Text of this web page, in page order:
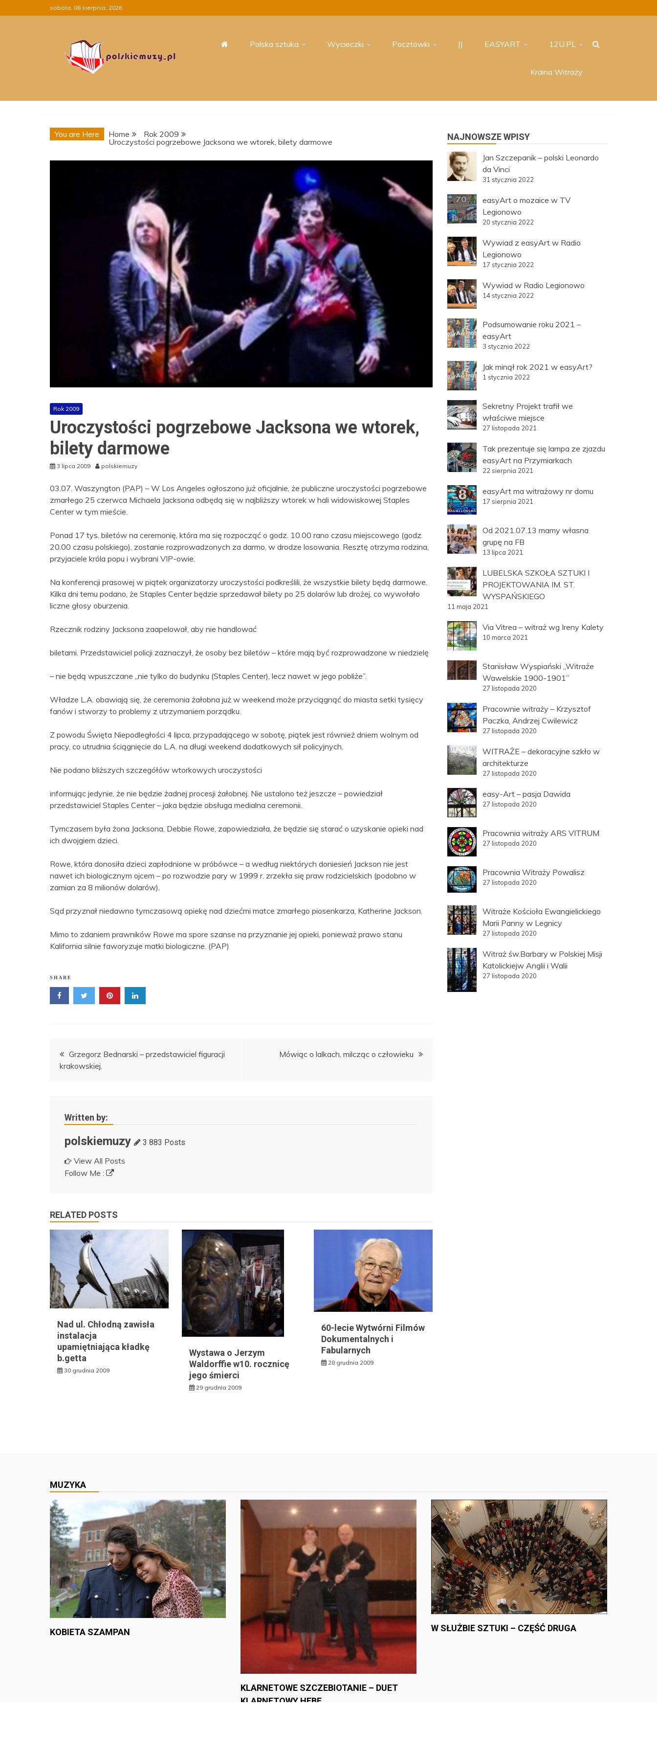
to
sobota, 08 sierpnia, 2026
Polska sztuka Wycieczki Pocztówki || EASYART 12U.PL
Kraina Witraży
You are Here Home
Rok 2009
Uroczystości pogrzebowe Jacksona we wtorek, bilety darmowe
Rok 2009
Uroczystości pogrzebowe Jacksona we wtorek,
bilety darmowe
3 lipca 2009 polskiemuzy
03.07. Waszyngton (PAP) – W Los Angeles ogłoszono już oficjalnie, że publiczne uroczystości pogrzebowe
zmarłego 25 czerwca Michaela Jacksona odbędą się w najbliższy wtorek w hali widowiskowej Staples
Center w tym mieście.
Ponad 17 tys. biletów na ceremonię, która ma się rozpocząć o godz. 10.00 rano czasu miejscowego (godz.
20.00 czasu polskiego), zostanie rozprowadzonych za darmo, w drodze losowania. Resztę otrzyma rodzina,
przyjaciele króla popu i wybrani VIP-owie.
Na konferencji prasowej w piątek organizatorzy uroczystości podkreślili, że wszystkie bilety będą darmowe.
Kilka dni temu podano, że Staples Center będzie sprzedawał bilety po 25 dolarów lub drożej, co wywołało
liczne głosy oburzenia.
Rzecznik rodziny Jacksona zaapelował, aby nie handlować
biletami. Przedstawiciel policji zaznaczył, że osoby bez biletów – które mają być rozprowadzone w niedzielę
– nie będą wpuszczane „nie tylko do budynku (Staples Center), lecz nawet w jego pobliże”.
Władze L.A. obawiają się, że ceremonia żałobna już w weekend może przyciągnąć do miasta setki tysięcy
fanów i stworzy to problemy z utrzymaniem porządku.
Z powodu Święta Niepodległości 4 lipca, przypadającego w sobotę, piątek jest również dniem wolnym od
pracy, co utrudnia ściągnięcie do L.A. na długi weekend dodatkowych sił policyjnych.
Nie podano bliższych szczegółów wtorkowych uroczystości
informując jedynie, że nie będzie żadnej procesji żałobnej. Nie ustalono też jeszcze – powiedział
przedstawiciel Staples Center – jaka będzie obsługa medialna ceremonii.
Tymczasem była żona Jacksona, Debbie Rowe, zapowiedziała, że będzie się starać o uzyskanie opieki nad
ich dwojgiem dzieci.
Rowe, która donosiła dzieci zapłodnione w próbówce – a według niektórych doniesień Jackson nie jest
nawet ich biologicznym ojcem – po rozwodzie pary w 1999 r. zrzekła się praw rodzicielskich (podobno w
zamian za 8 milionów dolarów).
Sąd przyznał niedawno tymczasową opiekę nad dziećmi matce zmarłego piosenkarza, Katherine Jackson.
Mimo to zdaniem prawników Rowe ma spore szanse na przyznanie jej opieki, ponieważ prawo stanu
Kalifornia silnie faworyzuje matki biologiczne. (PAP)
SHARE
Nawigacja
wpisu
Grzegorz Bednarski – przedstawiciel figuracji
krakowskiej.
Mówiąc o lalkach, milcząc o człowieku
Written by:
polskiemuzy 3 883 Posts
View All Posts
Follow Me :
RELATED POSTS
Nad ul. Chłodną zawisła
instalacja
upamiętniająca kładkę
b.getta
30 grudnia 2009
Wystawa o Jerzym
Waldorffie w10. rocznicę
jego śmierci
29 grudnia 2009
60-lecie Wytwórni Filmów
Dokumentalnych i
Fabularnych
28 grudnia 2009
NAJNOWSZE WPISY
Jan Szczepanik – polski Leonardo
da Vinci
31 stycznia 2022
easyArt o mozaice w TV
Legionowo
20 stycznia 2022
Wywiad z easyArt w Radio
Legionowo
17 stycznia 2022
Wywiad w Radio Legionowo
14 stycznia 2022
Podsumowanie roku 2021 –
easyArt
3 stycznia 2022
Jak minął rok 2021 w easyArt?
1 stycznia 2022
Sekretny Projekt trafił we
właściwe miejsce
27 listopada 2021
Tak prezentuje się lampa ze zjazdu
easyArt na Przymiarkach
22 sierpnia 2021
easyArt ma witrażowy nr domu
17 sierpnia 2021
Od 2021.07.13 mamy własna
grupę na FB
13 lipca 2021
LUBELSKA SZKOŁA SZTUKI I
PROJEKTOWANIA IM. ST.
WYSPAŃSKIEGO
11 maja 2021
Via Vitrea – witraż wg Ireny Kalety
10 marca 2021
Stanisław Wyspiański „Witraże
Wawelskie 1900-1901”
27 listopada 2020
Pracownie witraży – Krzysztof
Paczka, Andrzej Cwilewicz
27 listopada 2020
WITRAŻE – dekoracyjne szkło w
architekturze
27 listopada 2020
easy-Art – pasja Dawida
27 listopada 2020
Pracownia witraży ARS VITRUM
27 listopada 2020
Pracownia Witraży Powalisz
27 listopada 2020
Witraże Kościoła Ewangielickiego
Marii Panny w Legnicy
27 listopada 2020
Witraż św.Barbary w Polskiej Misji
Katolickiejw Anglii i Walii
27 listopada 2020
MUZYKA
KOBIETA SZAMPAN
KLARNETOWE SZCZEBIOTANIE – DUET
KLARNETOWY HEBE
W SŁUŻBIE SZTUKI – CZĘŚĆ DRUGA